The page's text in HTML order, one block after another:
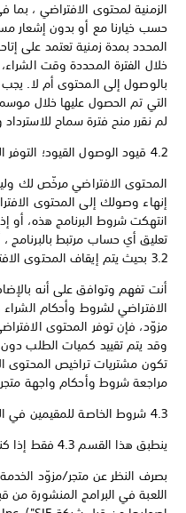
الزمنية لمحتوى الافتراضي ،
حسب خيارنا مع أو بدون إشعار
المحدد بمدة زمنية تعتمد على
خلال الفترة المحددة وقت
بالوصول إلى المحتوى أم لا.
التي تم الحصول عليها خلال
لم نقرر منح فترة سماح للاسترداد
4.2 قيود الوصول القيود؛ التوفر الحدود
إنهاء وصولك إلى المحتوى
انتهكت شروط البرنامج هذه، أو
تعليق أي حساب مرتبط بالبرنامج
3.2 بحيث يتم إيقاف المحتوى الافتراضي.
أنت تفهم وتوافق على أنه
الافتراضي لشروط وأحكام الشراء
مزوّد، فإن توفر المحتوى
وقد يتم تقييد كميات الطلب
تكون مشتريات تراخيص المحتوى
مراجعة شروط وأحكام واجهة
4.3 شروط الخاصة للمقيمين في اليابان
ينطبق هذا القسم 4.3 فقط إذا كنت مقيمًا في اليابان.
بصرف النظر عن متجر/مزوّد